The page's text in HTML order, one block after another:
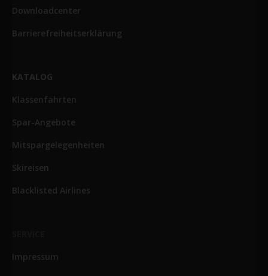
Downloadcenter
Barrierefreiheitserklärung
KATALOG
Klassenfahrten
Spar-Angebote
Mitspargelegenheiten
Skireisen
Blacklisted Airlines
Impressum